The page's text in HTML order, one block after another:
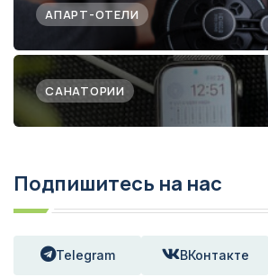
АПАРТ-ОТЕЛИ
САНАТОРИИ
Подпишитесь на нас
Telegram ВКонтакте